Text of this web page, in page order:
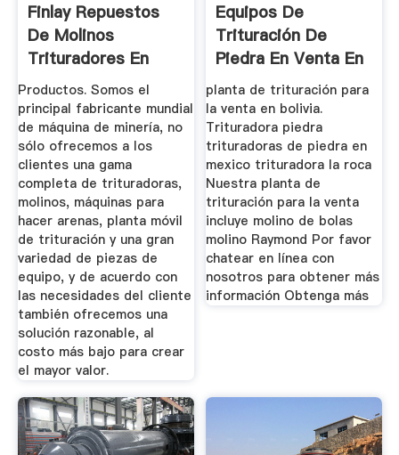
Finlay Repuestos
De Molinos
Trituradores En
Bolivia
Productos. Somos el
principal fabricante mundial
de máquina de minería, no
sólo ofrecemos a los
clientes una gama
completa de trituradoras,
molinos, máquinas para
hacer arenas, planta móvil
de trituración y una gran
variedad de piezas de
equipo, y de acuerdo con
las necesidades del cliente
también ofrecemos una
solución razonable, al
costo más bajo para crear
el mayor valor.
Equipos De
Trituración De
Piedra En Venta En
Bolivia
planta de trituración para
la venta en bolivia.
Trituradora piedra
trituradoras de piedra en
mexico trituradora la roca
Nuestra planta de
trituración para la venta
incluye molino de bolas
molino Raymond Por favor
chatear en línea con
nosotros para obtener más
información Obtenga más